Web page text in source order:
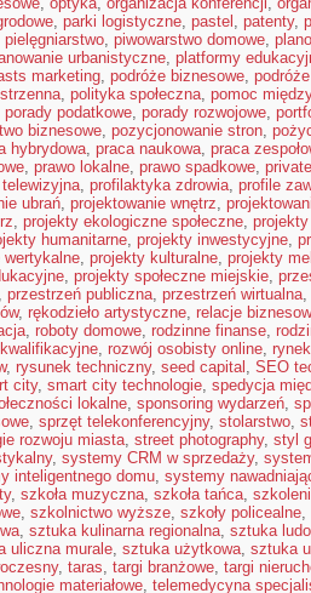
, parki logistyczne, pastel , patenty,
pielęgniarstwo, piwowarstwo domowe,
urbanistyczne, platformy
marketing, podróże biznesowe,
, polityka społeczna, pomoc
porady podatkowe, porady rozwojowe,
biznesowe, pozycjonowanie stron,
hybrydowa, praca naukowa, praca
, prawo lokalne, prawo spadkowe,
, profilaktyka zdrowia, profile
ubrań, projektowanie wnętrz,
, projekty ekologiczne społeczne,
humanitarne, projekty inwestycyjne,
wertykalne, projekty kulturalne, projekty
, projekty społeczne miejskie,
przestrzeń publiczna, przestrzeń wirtualna,
, rękodzieło artystyczne, relacje
, roboty domowe, rodzinne finanse,
, rozwój osobisty online,
, rysunek techniczny, seed capital , SEO
city, smart city technologie, spedycja
lokalne, sponsoring wydarzeń,
, sprzęt telekonferencyjny, stolarstwo,
rozwoju miasta, street photography, styl
, systemy CRM w sprzedaży,
inteligentnego domu, systemy
, szkoła muzyczna, szkoła tańca,
, szkolnictwo wyższe, szkoły policealne,
, sztuka kulinarna regionalna, sztuka
uliczna murale, sztuka użytkowa, sztuka
, taras, targi branżowe, targi
materiałowe, telemedycyna